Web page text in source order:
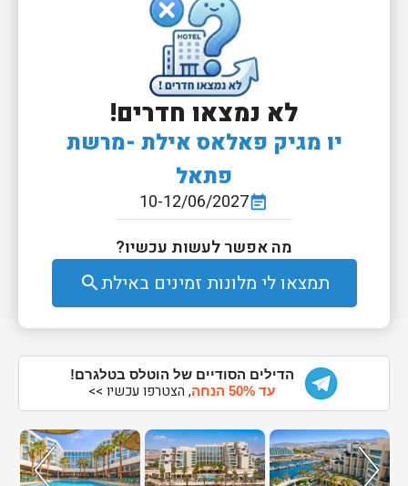
לא נמצאו חדרים!
יו מגיק פאלאס אילת -מרשת
פתאל
event_note
10-12/06/2027
מה אפשר לעשות עכשיו?
תמצאו לי מלונות זמינים באילתsearch
הדילים הסודיים של הוטלס בטלגרם!
עד 50% הנחה
, הצטרפו עכשיו >>